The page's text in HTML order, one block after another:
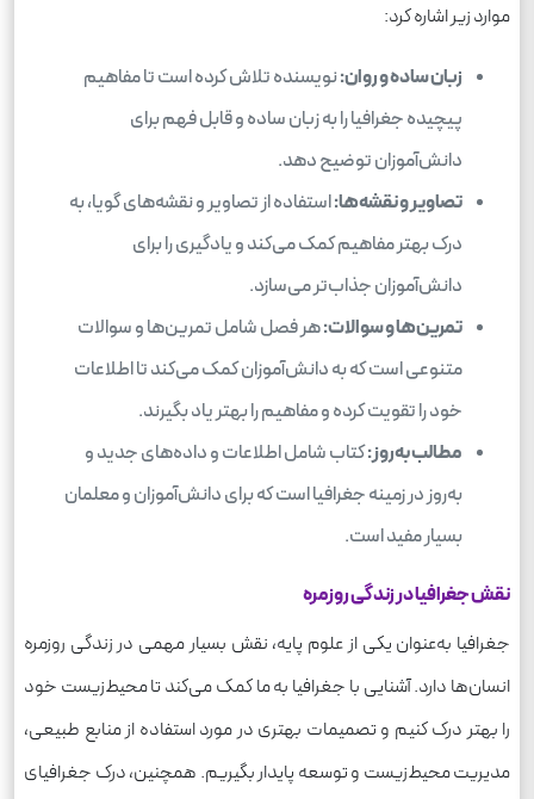
موارد زیر اشاره کرد:
زبان ساده و روان:نویسنده تلاش کرده است تا مفاهیم
پیچیده جغرافیا را به زبان ساده و قابل فهم برای
دانش‌آموزان توضیح دهد.
تصاویر و نقشه‌ها:استفاده از تصاویر و نقشه‌های گویا، به
درک بهتر مفاهیم کمک می‌کند و یادگیری را برای
دانش‌آموزان جذاب‌تر می‌سازد.
تمرین‌ها و سوالات:هر فصل شامل تمرین‌ها و سوالات
متنوعی است که به دانش‌آموزان کمک می‌کند تا اطلاعات
خود را تقویت کرده و مفاهیم را بهتر یاد بگیرند.
مطالب به‌روز:کتاب شامل اطلاعات و داده‌های جدید و
به‌روز در زمینه جغرافیا است که برای دانش‌آموزان و معلمان
بسیار مفید است.
نقش جغرافیا در زندگی روزمره
جغرافیا به‌عنوان یکی از علوم پایه، نقش بسیار مهمی در زندگی روزمره
انسان‌ها دارد. آشنایی با جغرافیا به ما کمک می‌کند تا محیط‌زیست خود
را بهتر درک کنیم و تصمیمات بهتری در مورد استفاده از منابع طبیعی،
مدیریت محیط‌زیست و توسعه پایدار بگیریم. همچنین، درک جغرافیای